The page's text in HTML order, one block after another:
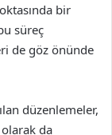
bir
süreç
de göz önünde
düzenlemeler,
olarak da